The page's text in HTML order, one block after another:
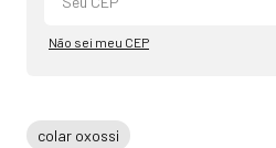
Não sei meu CEP
colar oxossi